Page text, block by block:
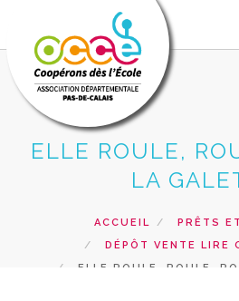
L'OCCE 62
GERER SA COOPERATIVE
NOS ACTIONS PEDAGOGIQUES
RESSOURCES ET SERVICES
ELLE ROULE,
LA
ACCUEIL
PRÊTS
DÉPÔT VENTE LIRE
ELLE ROULE, ROULE,